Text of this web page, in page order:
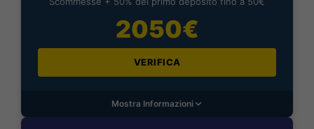
2050€
VERIFICA
Mostra Informazioni